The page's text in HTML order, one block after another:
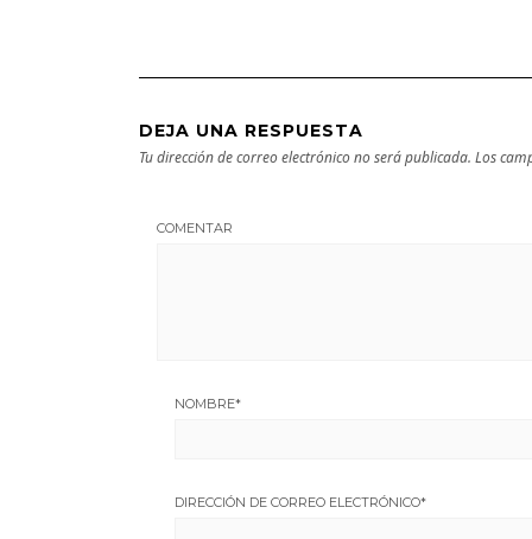
DEJA UNA RESPUESTA
Tu dirección de correo electrónico no será publicada. Los
COMENTAR
NOMBRE*
DIRECCIÓN DE CORREO ELECTRÓNICO*